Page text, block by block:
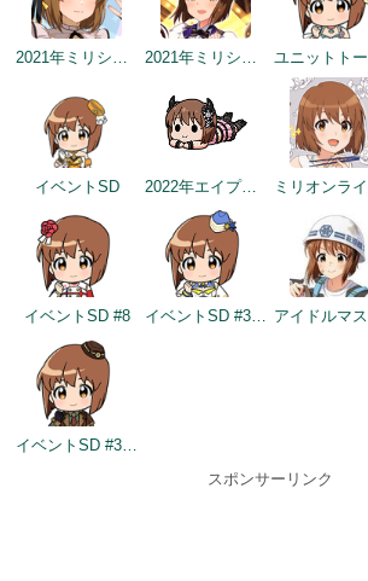
2021年ミリシタ4周年カウントダウン（1日前） 2021年ミリシタ4周年トップ画面 ユニットトークイメージ（2021-07-29～）
イベントSD 2022年エイプリルフールネタ ミリオンライブ10周年記念トップ画面
イベントSD #8 イベントSD #358 アイドルマスター×成田ゆめ牧場 みんなとすごす成田ゆめ牧場 ～穴掘りの頂点を目指しますぅ！～
イベントSD #399
スポンサーリンク